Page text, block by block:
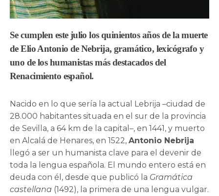
Se cumplen este julio los quinientos años de la muerte
de Elio Antonio de Nebrija, gramático, lexicógrafo y
uno de los humanistas más destacados del
Renacimiento español.
Nacido en lo que sería la actual Lebrija –ciudad de
28.000 habitantes situada en el sur de la provincia
de Sevilla, a 64 km de la capital–, en 1441, y muerto
en Alcalá de Henares, en 1522,Antonio Nebrija
llegó a ser un humanista clave para el devenir de
toda la lengua española. El mundo entero está en
deuda con él, desde que publicó la Gramática
castellana (1492), la primera de una lengua vulgar.